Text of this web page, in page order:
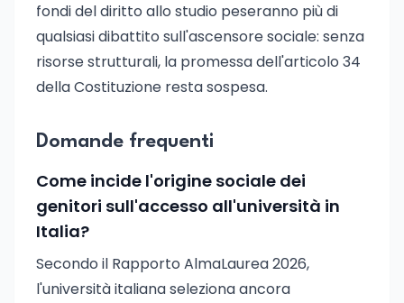
fondi del diritto allo studio peseranno più di
qualsiasi dibattito sull'ascensore sociale: senza
risorse strutturali, la promessa dell'articolo 34
della Costituzione resta sospesa.
Domande frequenti
Come incide l'origine sociale dei
genitori sull'accesso all'università in
Italia?
Secondo il Rapporto AlmaLaurea 2026,
l'università italiana seleziona ancora